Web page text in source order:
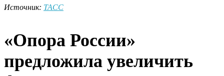
Источник: ТАСС
«Опора России»
предложила увеличить